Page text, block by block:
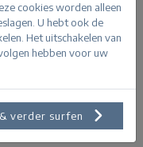
van scuba
cookies worden alleen
U hebt ook de
Het uitschakelen van
hebben voor uw
verder surfen